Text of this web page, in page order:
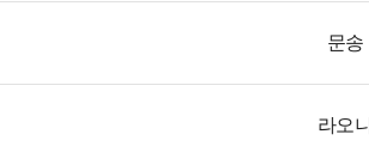
문송
라오니